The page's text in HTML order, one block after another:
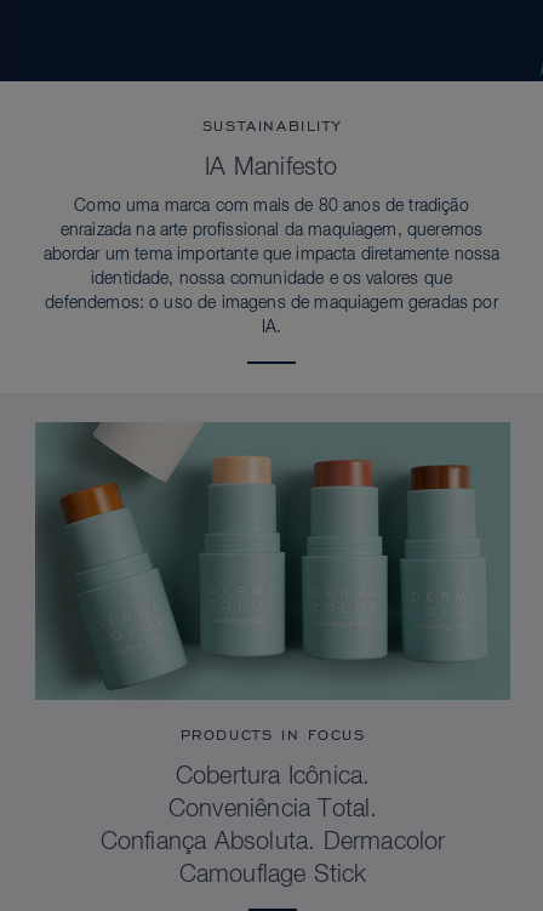
SUSTAINABILITY
IA Manifesto
Como uma marca com mais de 80 anos de tradição
enraizada na arte profissional da maquiagem, queremos
abordar um tema importante que impacta diretamente nossa
identidade, nossa comunidade e os valores que
defendemos: o uso de imagens de maquiagem geradas por
IA.
PRODUCTS IN FOCUS
Cobertura Icônica.
Conveniência Total.
Confiança Absoluta. Dermacolor
Camouflage Stick